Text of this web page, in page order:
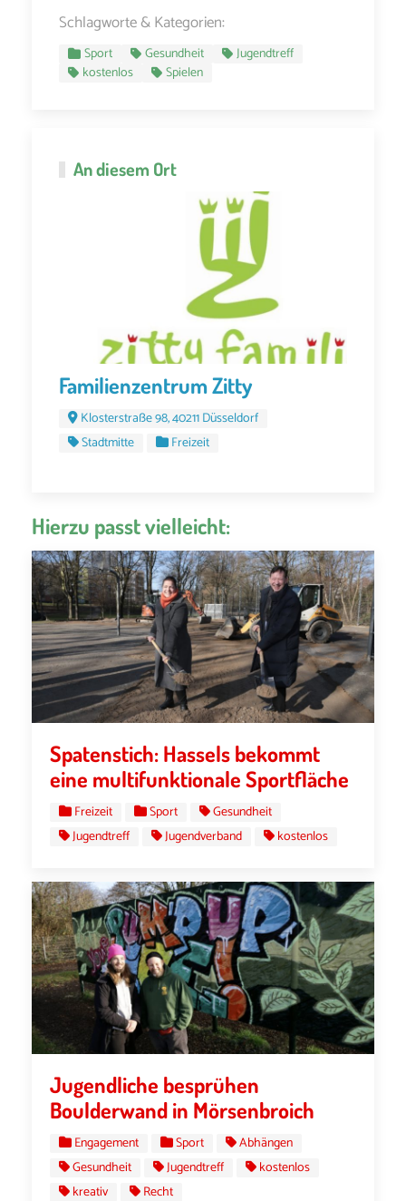
Schlagworte & Kategorien:
Sport Gesundheit
Jugendtreff
kostenlos
Spielen
An diesem Ort
Familienzentrum Zitty
Klosterstraße 98, 40211 Düsseldorf
Stadtmitte
Freizeit
Hierzu passt vielleicht:
Spatenstich: Hassels bekommt
eine multifunktionale Sportfläche
Freizeit Sport
Gesundheit
Jugendtreff
Jugendverband kostenlos
Jugendliche besprühen
Boulderwand in Mörsenbroich
Engagement Sport
Abhängen
Gesundheit
Jugendtreff
kostenlos
kreativ
Recht